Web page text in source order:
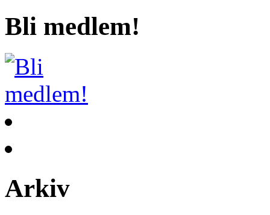
Bli medlem!
Arkiv